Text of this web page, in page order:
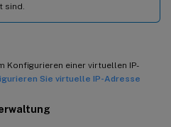
sind.
Konfigurieren einer virtuellen IP-
Sie virtuelle IP-Adresse